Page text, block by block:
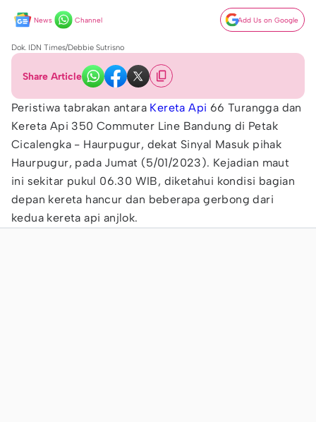
News Channel Add Us on Google
Dok. IDN Times/Debbie Sutrisno
Share Article
Peristiwa tabrakan antara Kereta Api 66 Turangga dan
Kereta Api 350 Commuter Line Bandung di Petak
Cicalengka - Haurpugur, dekat Sinyal Masuk pihak
Haurpugur, pada Jumat (5/01/2023). Kejadian maut
ini sekitar pukul 06.30 WIB, diketahui kondisi bagian
depan kereta hancur dan beberapa gerbong dari
kedua kereta api anjlok.